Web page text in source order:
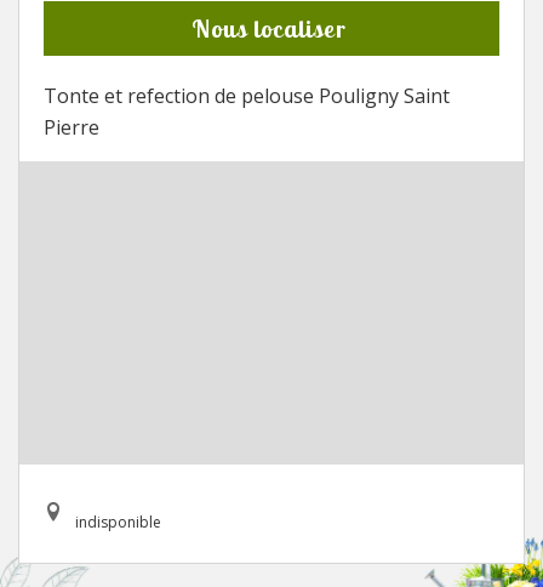
Nous localiser
Tonte et refection de pelouse Pouligny Saint
Pierre
indisponible